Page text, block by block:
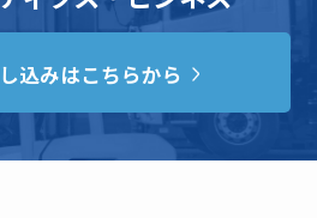
込みはこちらから